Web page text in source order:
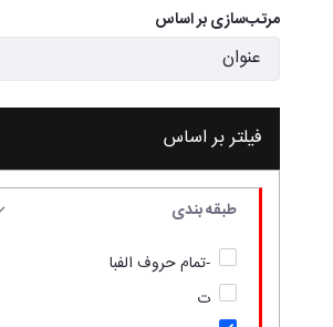
مرتب‌سازی بر اساس
فیلتر بر اساس
طبقه بندی
-تمام حروف الفبا
ت